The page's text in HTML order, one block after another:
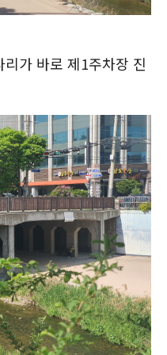
가 바로 제1주차장 진